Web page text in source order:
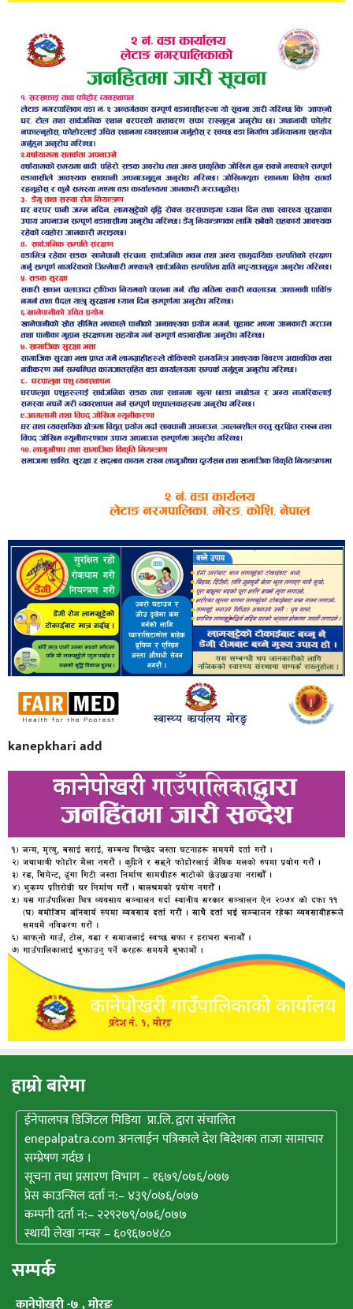
kanepkhari add
हाम्राे बारेमा
ईनेपालपत्र डिजिटल मिडिया प्रा.लि. द्वारा संचालित
enepalpatra.com अनलाईन पत्रिकाले देश बिदेशका ताजा सामाचार
सम्प्रेषण गर्दछ ।
सूचना तथा प्रसारण विभाग – १६७९/०७६/०७७
प्रेस काउन्सिल दर्ता न:– ४३९/०७६/०७७
कम्पनी दर्ता न:– २२९२७९/०७६/०७७
स्थायी लेखा नम्वर – ६०९६७०४८०
सम्पर्क
कानेपाेखरी -७ , मोरङ